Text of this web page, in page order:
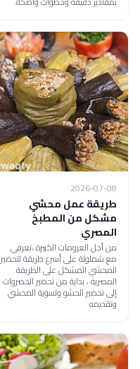
2026-07-08
طريقة عمل محشي
مشكل من المطبخ
المصري
من أجل العزومات الكبيرة ،تعرفي
مع شملولة على أسرع طريقة لتحضير
المحشي المشكل على الطريقة
المصرية ، بداية من تحضير الخضروات
إلى تحضير الحشو وتسوية المحشي
وتقديمه